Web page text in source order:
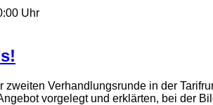
Uhr
zweiten Verhandlungsrunde in der
vorgelegt und erklärten, bei der